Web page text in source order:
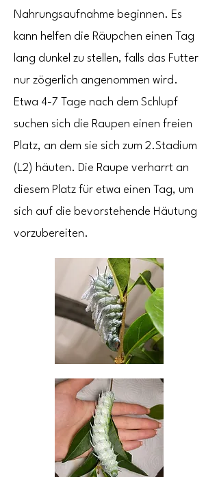
Nahrungsaufnahme beginnen. Es
kann helfen die Räupchen einen Tag
lang dunkel zu stellen, falls das Futter
nur zögerlich angenommen wird.
Etwa 4-7 Tage nach dem Schlupf
suchen sich die Raupen einen freien
Platz, an dem sie sich zum 2.Stadium
(L2) häuten. Die Raupe verharrt an
diesem Platz für etwa einen Tag, um
sich auf die bevorstehende Häutung
vorzubereiten.